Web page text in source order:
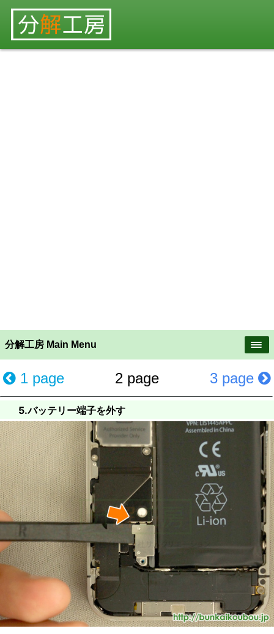
分解工房 Main Menu
1 page 2 page 3 page
5.バッテリー端子を外す